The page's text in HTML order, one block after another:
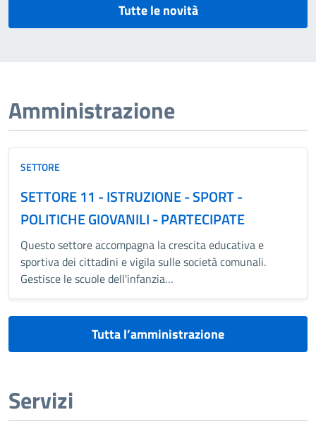
Tutte le novità
Amministrazione
SETTORE
SETTORE 11 - ISTRUZIONE - SPORT -
POLITICHE GIOVANILI - PARTECIPATE
Questo settore accompagna la crescita educativa e
sportiva dei cittadini e vigila sulle società comunali.
Gestisce le scuole dell'infanzia…
Tutta l’amministrazione
Servizi